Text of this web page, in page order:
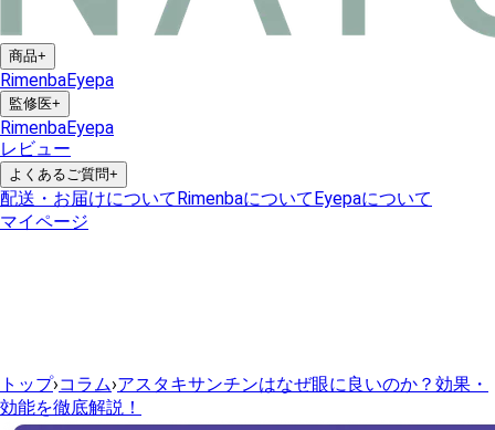
商品+
RimenbaEyepa
監修医+
RimenbaEyepa
レビュー
よくあるご質問+
配送・お届けについてRimenbaについてEyepaについて
マイページ
トップ›コラム›アスタキサンチンはなぜ眼に良いのか？効果・
効能を徹底解説！